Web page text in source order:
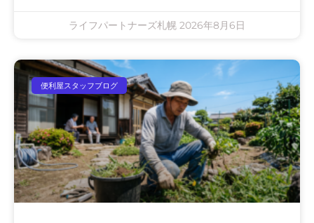
ライフパートナーズ札幌 2026年8月6日
便利屋スタッフブログ